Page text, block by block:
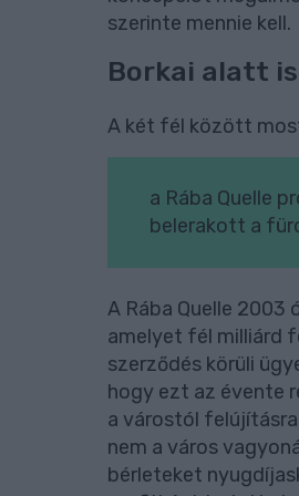
szerinte mennie kell.
Borkai alatt
A két fél között
a Rába Quelle
belerakott a
A Rába Quelle
amelyet fél milliárd
szerződés körüli
hogy ezt az évente
a várostól
nem a város
bérleteket